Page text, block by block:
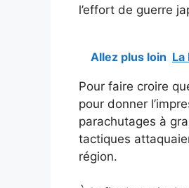
l’effort de guerre
Allez plus loin La
Pour faire croire
pour donner
parachutages à
tactiques
région.